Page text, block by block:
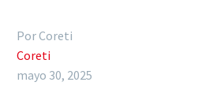
Por Coreti
Coreti
mayo 30, 2025